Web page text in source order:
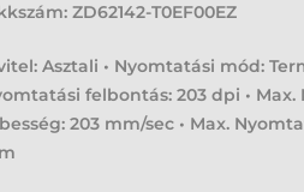
ZD62142-T0EF00EZ
Asztali • Nyomtatási mód:
felbontás: 203 dpi • Max.
203 mm/sec • Max.